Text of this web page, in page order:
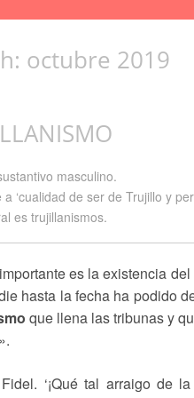
octubre 2019
masculino.
a ‘cualidad de ser de Trujillo y
es trujillanismos.
es la existencia
hasta la fecha ha podido
que llena las tribunas y
‘¡Qué tal arraigo de